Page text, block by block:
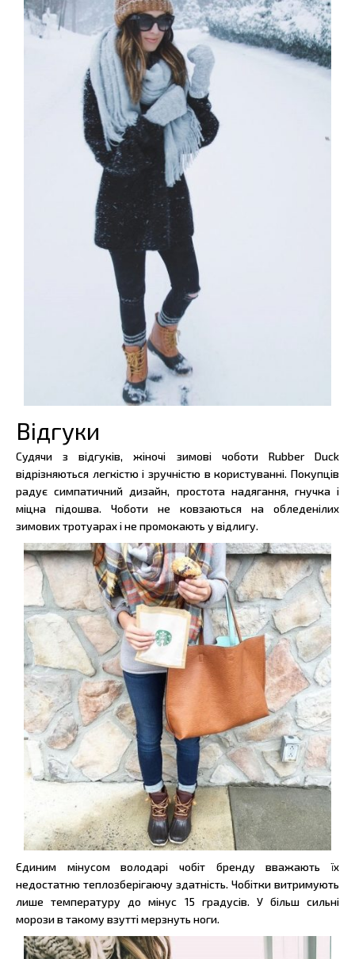
Відгуки
Судячи з відгуків, жіночі зимові чоботи Rubber Duck
відрізняються легкістю і зручністю в користуванні. Покупців
радує симпатичний дизайн, простота надягання, гнучка і
міцна підошва. Чоботи не ковзаються на обледенілих
зимових тротуарах і не промокають у відлигу.
Єдиним мінусом володарі чобіт бренду вважають їх
недостатню теплозберігаючу здатність. Чобітки витримують
лише температуру до мінус 15 градусів. У більш сильні
морози в такому взутті мерзнуть ноги.